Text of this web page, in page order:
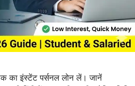
का इंस्टेंट पर्सनल लोन लें। जानें